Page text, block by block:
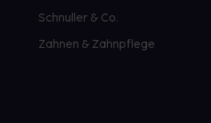
Schnuller & Co.
Zahnen & Zahnpflege